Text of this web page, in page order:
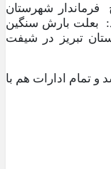
فرماندار شهرستان
بعلت بارش سنگین
تبریز در شیفت
و تمام ادارات هم با